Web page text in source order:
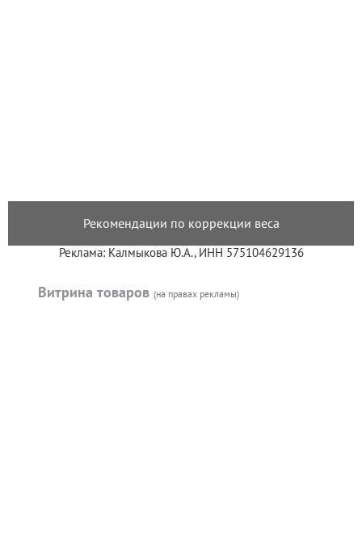
Рекомендации по коррекции веса
Реклама: Калмыкова Ю.А., ИНН 575104629136
Витрина товаров (на правах рекламы)